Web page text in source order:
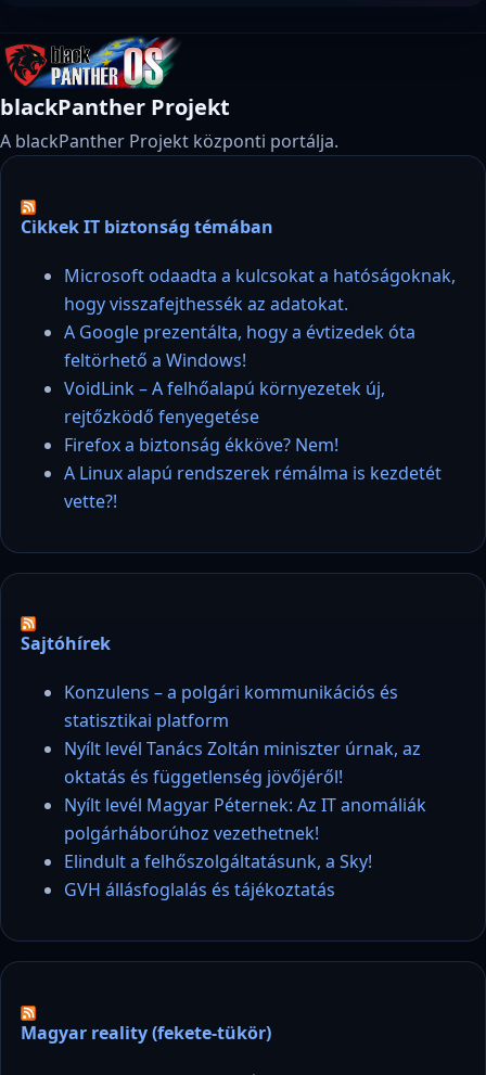
blackPanther Projekt
A blackPanther Projekt központi portálja.
Cikkek IT biztonság témában
Microsoft odaadta a kulcsokat a hatóságoknak,
hogy visszafejthessék az adatokat.
A Google prezentálta, hogy a évtizedek óta
feltörhető a Windows!
VoidLink – A felhőalapú környezetek új,
rejtőzködő fenyegetése
Firefox a biztonság ékköve? Nem!
A Linux alapú rendszerek rémálma is kezdetét
vette?!
Sajtóhírek
Konzulens – a polgári kommunikációs és
statisztikai platform
Nyílt levél Tanács Zoltán miniszter úrnak, az
oktatás és függetlenség jövőjéről!
Nyílt levél Magyar Péternek: Az IT anomáliák
polgárháborúhoz vezethetnek!
Elindult a felhőszolgáltatásunk, a Sky!
GVH állásfoglalás és tájékoztatás
Magyar reality (fekete-tükör)